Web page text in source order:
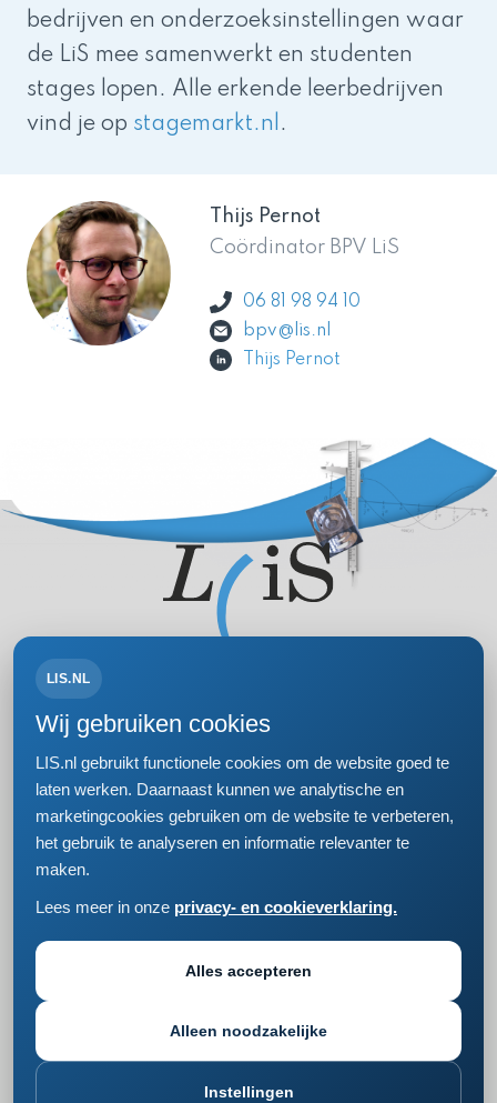
bedrijven en onderzoeksinstellingen waar
de LiS mee samenwerkt en studenten
stages lopen. Alle erkende leerbedrijven
vind je op stagemarkt.nl .
Thijs Pernot
Coördinator BPV LiS
06 81 98 94 10
bpv@lis.nl
Thijs Pernot
Volg ons op:
Bezoek- en postadres
Einsteinweg 61
2333 CC Leiden
+31 (0)71 5681168
Privacy- en cookieverklaring
Responsible disclosure
Cookie instellingen wijzigen
LIS.NL
Wij gebruiken cookies
LIS.nl gebruikt functionele cookies om de website goed te
laten werken. Daarnaast kunnen we analytische en
marketingcookies gebruiken om de website te verbeteren,
het gebruik te analyseren en informatie relevanter te
maken.
Lees meer in onze privacy- en cookieverklaring.
Alles accepteren
Alleen noodzakelijke
Instellingen